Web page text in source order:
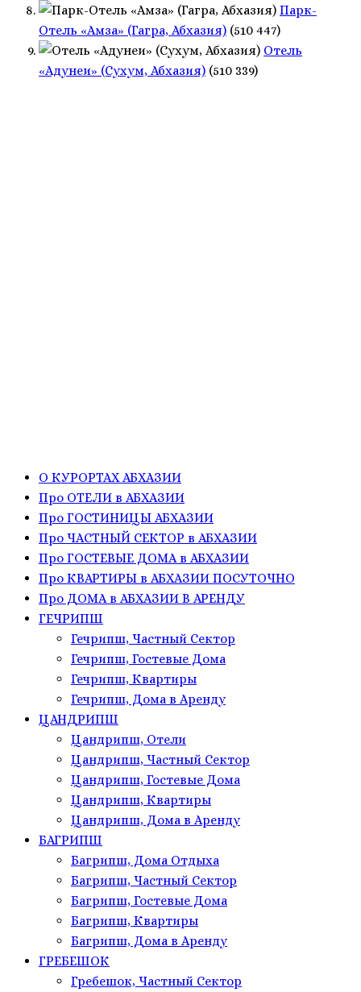
Парк-
Отель «Амза» (Гагра, Абхазия) (510 447)
Отель
«Адунеи» (Сухум, Абхазия) (510 339)
О КУРОРТАХ АБХАЗИИ
Про ОТЕЛИ в АБХАЗИИ
Про ГОСТИНИЦЫ АБХАЗИИ
Про ЧАСТНЫЙ СЕКТОР в АБХАЗИИ
Про ГОСТЕВЫЕ ДОМА в АБХАЗИИ
Про КВАРТИРЫ в АБХАЗИИ ПОСУТОЧНО
Про ДОМА в АБХАЗИИ В АРЕНДУ
ГЕЧРИПШ
Гечрипш, Частный Сектор
Гечрипш, Гостевые Дома
Гечрипш, Квартиры
Гечрипш, Дома в Аренду
ЦАНДРИПШ
Цандрипш, Отели
Цандрипш, Частный Сектор
Цандрипш, Гостевые Дома
Цандрипш, Квартиры
Цандрипш, Дома в Аренду
БАГРИПШ
Багрипш, Дома Отдыха
Багрипш, Частный Сектор
Багрипш, Гостевые Дома
Багрипш, Квартиры
Багрипш, Дома в Аренду
ГРЕБЕШОК
Гребешок, Частный Сектор